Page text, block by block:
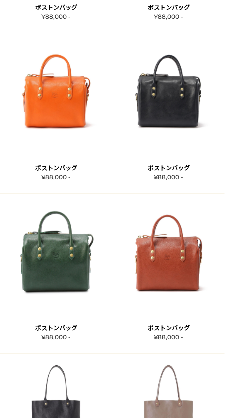
ボストンバッグ
¥88,000 -
ボストンバッグ
¥88,000 -
ボストンバッグ
¥88,000 -
ボストンバッグ
¥88,000 -
ボストンバッグ
¥88,000 -
ボストンバッグ
¥88,000 -